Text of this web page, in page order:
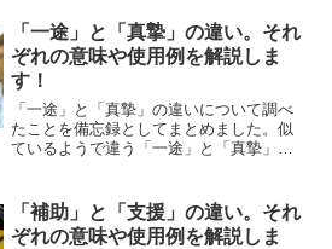
「一途」と「真摯」の違い。それ
ぞれの意味や使用例を解説しま
す！
「一途」と「真摯」の違いについて調べ
たことを備忘録としてまとめました。似
ているようで違う「一途」と「真摯」の
「補助」と「支援」の違い。それ
ぞれの意味や使用例を解説しま